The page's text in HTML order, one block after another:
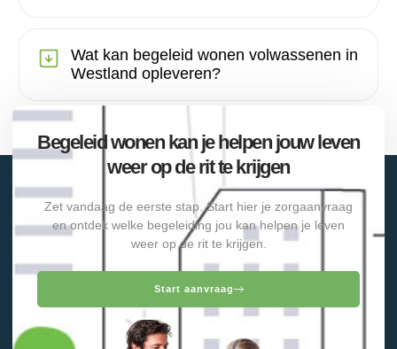
Wat kan begeleid wonen volwassenen in
Westland opleveren?
Begeleid wonen kan je helpen jouw leven
weer op de rit te krijgen
Zet vandaag de eerste stap. Start hier je zorgaanvraag
en ontdek welke begeleiding jou kan helpen je leven
weer op de rit te krijgen.
Start aanvraag